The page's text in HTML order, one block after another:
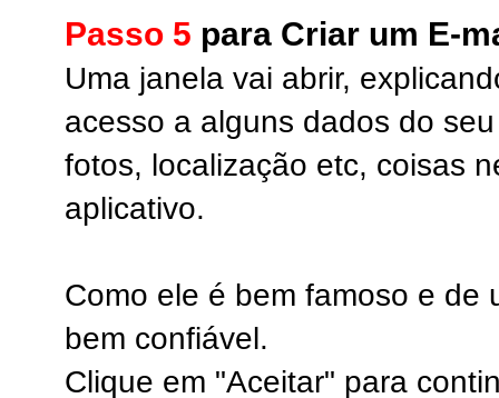
Passo 5 para Criar um E-
Uma janela vai abrir,
acesso a alguns dados do
fotos, localização etc, coisas
aplicativo.
Como ele é bem famoso e de
bem confiável.
Clique em "Aceitar" para